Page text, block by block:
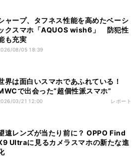
ャープ、タフネス性能を高めたベーシ
クスマホ「AQUOS wish6」 防犯性
も充実
08/05 18:39
界は面白いスマホであふれている！
で出会った“超個性派スマホ”
03/21 12:00 レポート
遠レンズが当たり前に？ OPPO Find
Ultraに見るカメラスマホの新たな進